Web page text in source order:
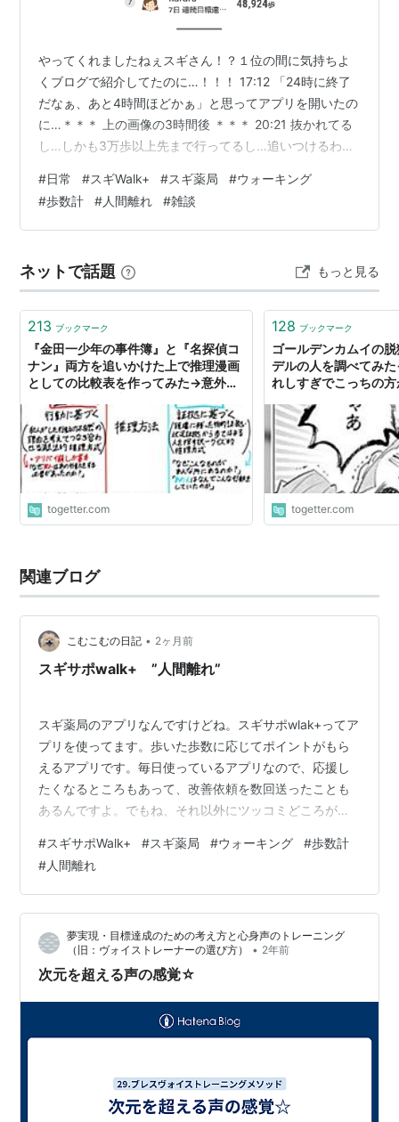
やってくれましたねぇスギさん！？１位の間に気持ちよ
くブログで紹介してたのに…！！！ 17:12 「24時に終了
だなぁ、あと4時間ほどかぁ」と思ってアプリを開いたの
に…＊＊＊ 上の画像の3時間後 ＊＊＊ 20:21 抜かれてる
し…しかも3万歩以上先まで行ってるし…追いつけるわけ
万歩以上歩いた？？？（笑）興味のある方はインストー
ルして使ってみてくださいね。（再）念のため、私はス
ギさんの関係者ではありませんよ。スギ薬局をよく利用
#日常 #スギWalk+ #スギ薬局 #ウォーキング
#歩数計 #人間離れ #雑談
ネットで話題 もっと見る
213 ブックマーク
『金田一少年の事件簿』と『名探偵コ
ナン』両方を追いかけた上で推理漫画
としての比較表を作ってみた→意外と
間離れしているのは共通だった
togetter.com
128 ブックマーク
ゴールデンカムイの
デルの人を調べてみ
れしすぎでこっちの
togetter.com
関連ブログ
こむこむの日記 • 2ヶ月前
スギサポwalk+ ”人間離れ”
スギ薬局のアプリなんですけどね。スギサポwlak+ってア
プリを使ってます。歩いた歩数に応じてポイントがもら
えるアプリです。毎日使っているアプリなので、応援し
たくなるところもあって、改善依頼を数回送ったことも
あるんですよ。でもね、それ以外にツッコミどころがい
たり（笑） 例えばですね、今日の話 私、今のところはト
ップです（笑）今週はそこそこ頑張ってます！でもね、2
位の”まゆさん”を見てください。上の画像と下の画像。
歩数が爆増してるんですよ！！6分で3000歩以上とい
う”人間離れ”した歩数でトップの座を奪いにくるんですよ
ね。ときには、下位から突然浮…
#スギサポWalk+ #スギ薬局 #ウォーキング #歩数計
#人間離れ
夢実現・目標達成のための考え方と心身声のトレーニング
（旧：ヴォイストレーナーの選び方）
• 2年前
次元を超える声の感覚☆